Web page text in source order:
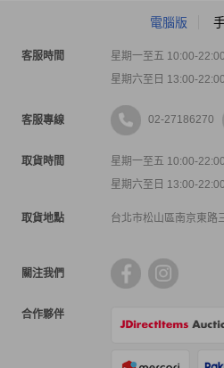
電腦版
客服時間
星期一至五 10:00-22:00
星期六至日 13:00-22:00
客服專線 02-27186270
取貨時間
星期一至五 10:00-22:00
星期六至日 13:00-22:00
取貨地點 台北市松山區南京東路
關注我們
合作夥伴